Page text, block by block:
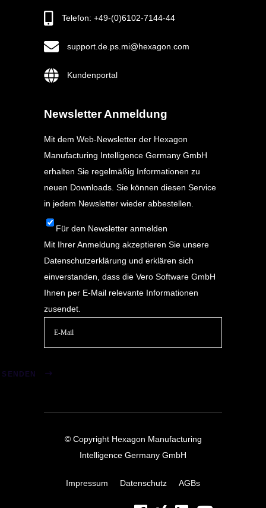
Telefon: +49-(0)6102-7144-44
support.de.ps.mi@hexagon.com
Kundenportal
Newsletter Anmeldung
Mit dem Web-Newsletter der Hexagon
Manufacturing Intelligence Germany GmbH
erhalten Sie regelmäßig Informationen zu
neuen Downloads. Sie können diesen Service
in jedem Newsletter wieder abbestellen.
Für den Newsletter anmelden
Mit Ihrer Anmeldung akzeptieren Sie unsere
Datenschutzerklärung und erklären sich
einverstanden, dass die Vero Software GmbH
Ihnen per E-Mail relevante Informationen
zusendet.
lasse
SENDEN
© Copyright Hexagon Manufacturing
Intelligence Germany GmbH
Impressum Datenschutz AGBs